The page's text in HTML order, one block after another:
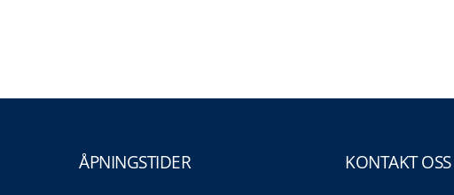
ÅPNINGSTIDER KONTAKT OSS